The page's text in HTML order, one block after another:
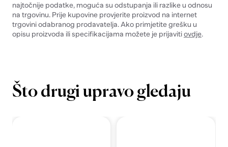
najtočnije podatke, moguća su odstupanja ili razlike u odnosu
na trgovinu. Prije kupovine provjerite proizvod na internet
trgovini odabranog prodavatelja. Ako primjetite grešku u
opisu proizvoda ili specifikacijama možete je prijavitiovdje.
Što drugi upravo gledaju